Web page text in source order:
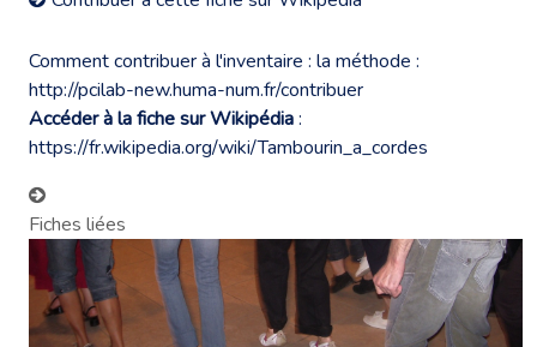
Comment contribuer à l'inventaire : la méthode :
http://pcilab-new.huma-num.fr/contribuer
Accéder à la fiche sur Wikipédia:
https://fr.wikipedia.org/wiki/Tambourin_a_cordes
Fiches liées